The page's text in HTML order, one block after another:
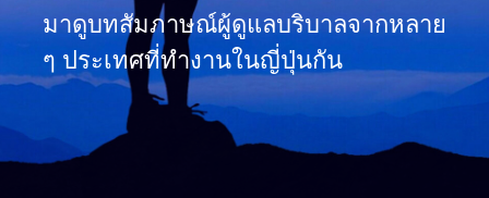
มาดูบทสัมภาษณ์ผู้ดูแลบริบาลจากหลาย
ๆ ประเทศที่ทำงานในญี่ปุ่นกัน